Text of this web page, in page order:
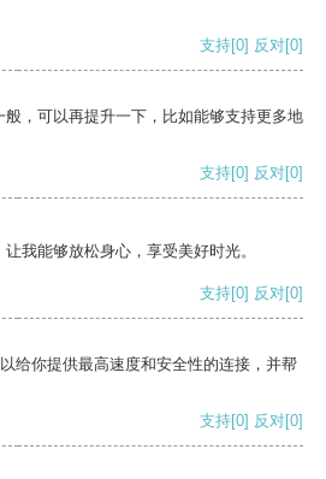
支持[0] 反对[0]
，可以再提升一下，比如能够支持更多地
支持[0] 反对[0]
我能够放松身心，享受美好时光。
支持[0] 反对[0]
给你提供最高速度和安全性的连接，并帮
支持[0] 反对[0]